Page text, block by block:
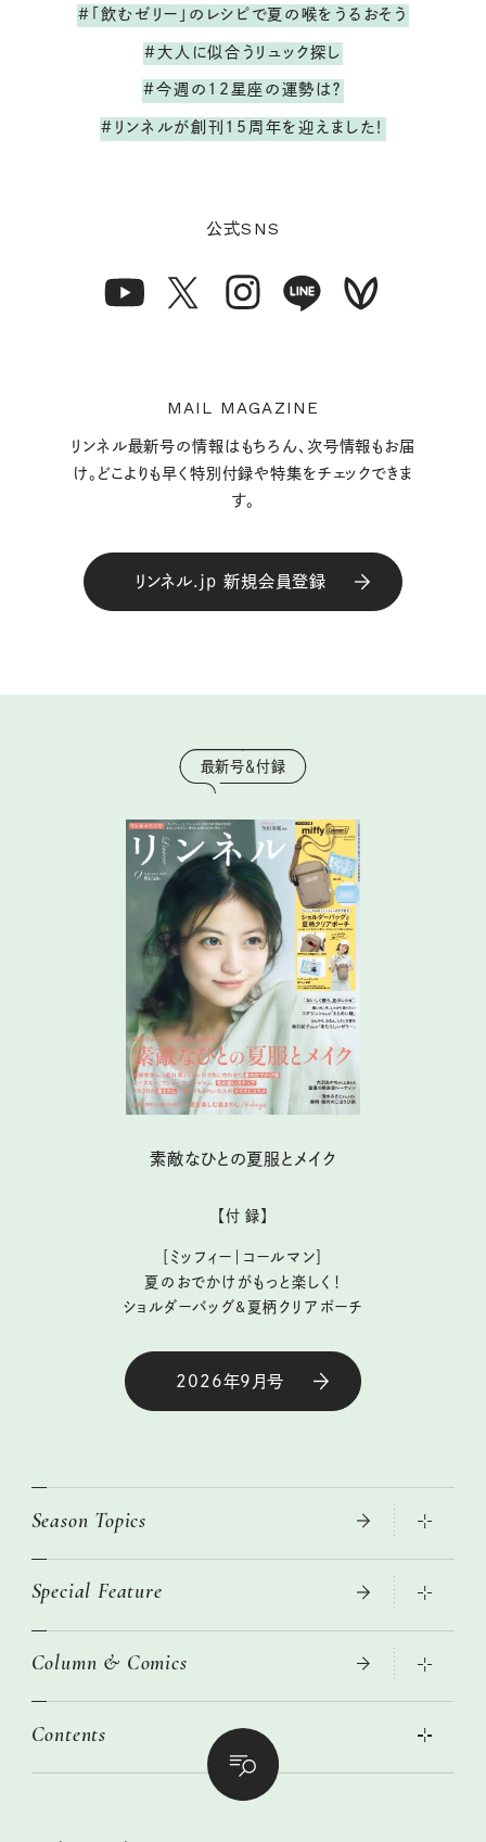
#「飲むゼリー」のレシピで夏の喉をうるおそう
#大人に似合うリュック探し
#今週の12星座の運勢は？
#リンネルが創刊15周年を迎えました！
公式SNS
MAIL MAGAZINE
リンネル最新号の情報はもちろん、次号情報もお届
け。どこよりも早く特別付録や特集をチェックできま
す。
リンネル.jp 新規会員登録
最新号＆付録
素敵なひとの夏服とメイク
【付 録】
［ミッフィー｜コールマン］
夏のおでかけがもっと楽しく！
ショルダーバッグ&夏柄クリアポーチ
2026年9月号
Season Topics
真夏のひんやりグッズ 2026
ニトリ・イケア・無印良品で賢くおしゃれなインテリア
絶品、お餅レシピ大集合！
世界のサンタさんに会って来た！
Special Feature
2026年春夏 トレンドファッションニュース
女子旅おすすめスポット 暮らすように心地いいリンネル旅ガイ
幸せな老後のための リンネルマネー講座
Column & Comics
ぐれいさん
明日もいい日になりますように
清水みさとの食いしんぼう寄り道サウナ
Contents
リンネルおしゃれファッションスナップ
リンネル暮らし部